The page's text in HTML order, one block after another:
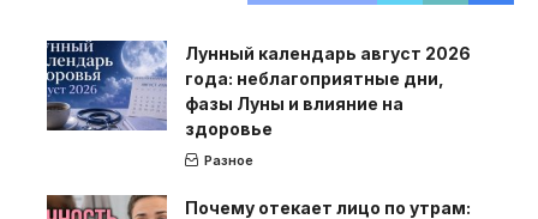
Лунный календарь август 2026
года: неблагоприятные дни,
фазы Луны и влияние на
здоровье
Разное
Почему отекает лицо по утрам: